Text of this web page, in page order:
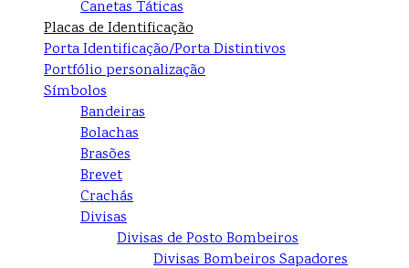
Canetas Táticas
Placas de Identificação
Porta Identificação/Porta Distintivos
Portfólio personalização
Símbolos
Bandeiras
Bolachas
Brasões
Brevet
Crachás
Divisas
Divisas de Posto Bombeiros
Divisas Bombeiros Sapadores